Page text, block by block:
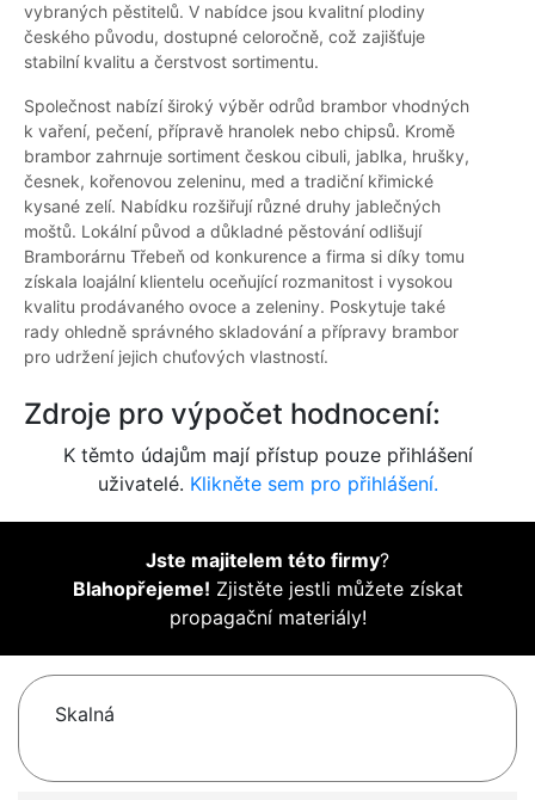
vybraných pěstitelů. V nabídce jsou kvalitní plodiny
českého původu, dostupné celoročně, což zajišťuje
stabilní kvalitu a čerstvost sortimentu.
Společnost nabízí široký výběr odrůd brambor vhodných
k vaření, pečení, přípravě hranolek nebo chipsů. Kromě
brambor zahrnuje sortiment českou cibuli, jablka, hrušky,
česnek, kořenovou zeleninu, med a tradiční křimické
kysané zelí. Nabídku rozšiřují různé druhy jablečných
moštů. Lokální původ a důkladné pěstování odlišují
Bramborárnu Třebeň od konkurence a firma si díky tomu
získala loajální klientelu oceňující rozmanitost i vysokou
kvalitu prodávaného ovoce a zeleniny. Poskytuje také
rady ohledně správného skladování a přípravy brambor
pro udržení jejich chuťových vlastností.
Zdroje pro výpočet hodnocení:
K těmto údajům mají přístup pouze přihlášení
uživatelé. Klikněte sem pro přihlášení.
Jste majitelem této firmy?
Blahopřejeme! Zjistěte jestli můžete získat
propagační materiály!
Skalná